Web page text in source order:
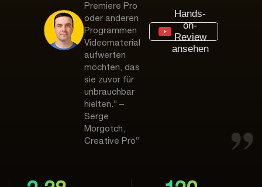
Premiere Pro
oder anderen
Programmen
Videomaterial
aufwerten
möchten, das
sie zuvor für
unbrauchbar
hielten.” –
Serge
Morgotch,
Creative Pro”
Hands-
on-
Review
ansehen